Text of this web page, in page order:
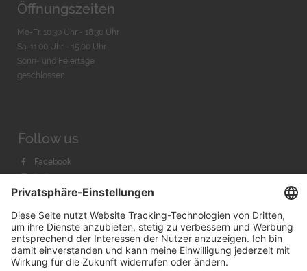
Öffnungszeiten
Mo-Fr. 10:30 Uhr - 18:30 Uhr
Sa. 11:00 Uhr - 15.00 Uhr
Sonn- und Feiertage
geschlossen
Follow us
Facebook
Instagram
Youtube